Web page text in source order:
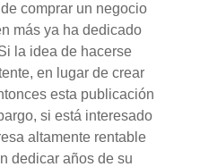
comprar un negocio
más ya ha dedicado
la idea de hacerse
en lugar de crear
esta publicación
si está interesado
altamente rentable
dedicar años de su